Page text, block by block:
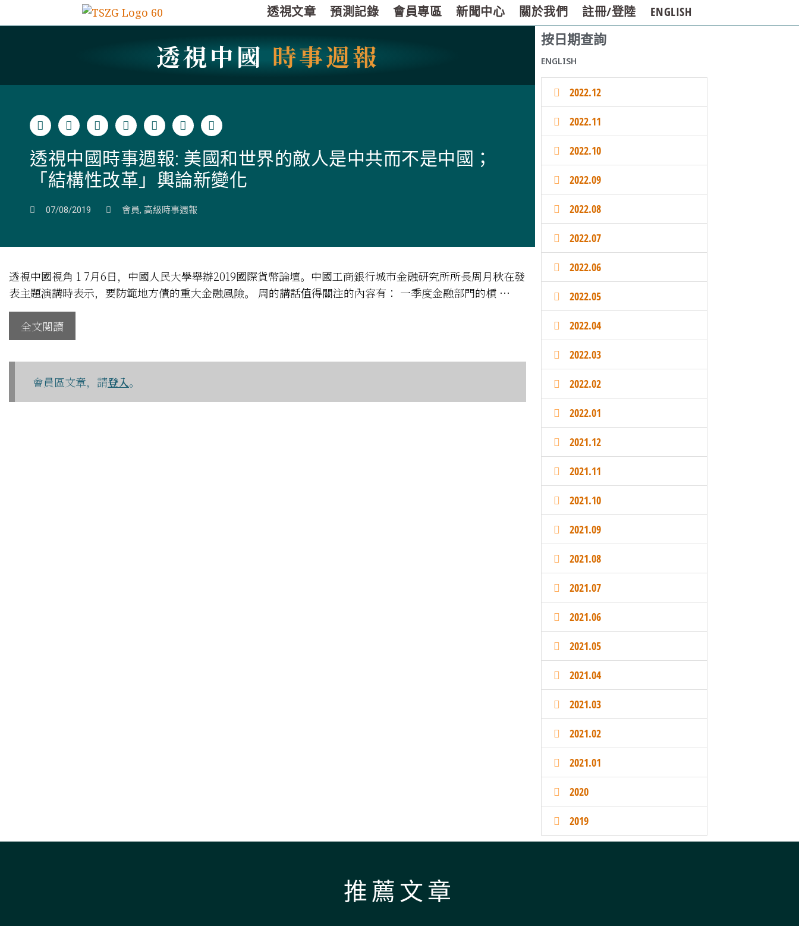
透視文章 預測記錄 會員專區 新聞中心 關於我們 註冊/登陸 ENGLISH
透視中國 時事週報
透視中國時事週報: 美國和世界的敵人是中共而不是中國；
「結構性改革」輿論新變化
07/08/2019 會員, 高級時事週報
透視中國視角 1 7月6日，中國人民大學舉辦2019國際貨幣論壇。中國工商銀行城市金融研究所所長周月秋在發
表主題演講時表示，要防範地方債的重大金融風險。 周的講話值得關注的內容有： 一季度金融部門的槓 …
全文閱讀
會員區文章，請登入。
按日期查詢
ENGLISH
2022.12
2022.11
2022.10
2022.09
2022.08
2022.07
2022.06
2022.05
2022.04
2022.03
2022.02
2022.01
2021.12
2021.11
2021.10
2021.09
2021.08
2021.07
2021.06
2021.05
2021.04
2021.03
2021.02
2021.01
2020
2019
推薦文章